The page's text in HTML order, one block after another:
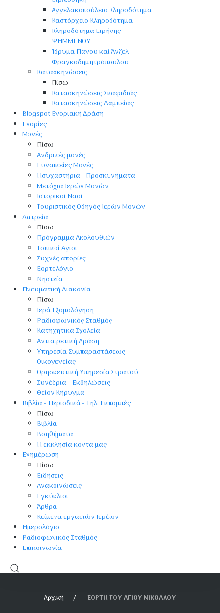
Αγγελακοπούλειο Κληροδότημα
Καστόρχειο Κληροδότημα
Κληροδότημα Ειρήνης
ΨΗΜΜΕΝΟΥ
Ίδρυμα Πάνου καί Άνζελ
Φραγκοδημητρόπουλου
Κατασκηνώσεις
Πίσω
Κατασκηνώσεις Σκαφιδιάς
Κατασκηνώσεις Λαμπείας
Blogspot Ενοριακή Δράση
Ενορίες
Μονές
Πίσω
Ανδρικές μονές
Γυναικείες Μονές
Ησυχαστήρια - Προσκυνήματα
Μετόχια Ιερών Μονών
Ιστορικοί Ναοί
Τουριστικός Οδηγός Ιερών Μονών
Λατρεία
Πίσω
Πρόγραμμα Ακολουθιών
Τοπικοί Άγιοι
Συχνές απορίες
Εορτολόγιο
Νηστεία
Πνευματική Διακονία
Πίσω
Ιερά Εξομολόγηση
Ραδιοφωνικός Σταθμός
Κατηχητικά Σχολεία
Αντιαιρετική Δράση
Υπηρεσία Συμπαραστάσεως
Οικογενείας
Θρησκευτική Υπηρεσία Στρατού
Συνέδρια - Εκδηλώσεις
Θείον Κήρυγμα
Βιβλία - Περιοδικά - Τηλ. Εκπομπές
Πίσω
Βιβλία
Βοηθήματα
Η εκκλησία κοντά μας
Ενημέρωση
Πίσω
Ειδήσεις
Ανακοινώσεις
Εγκύκλιοι
Άρθρα
Κείμενα εργασιών Ιερέων
Ημερολόγιο
Ραδιοφωνικός Σταθμός
Επικοινωνία
Αρχική ΕΟΡΤΗ ΤΟΥ ΑΓΙΟΥ ΝΙΚΟΛΑΟΥ